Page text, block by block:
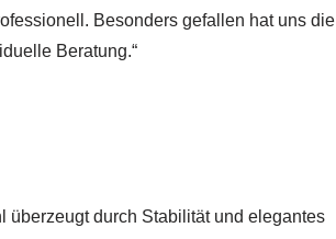
Besonders gefallen hat uns die
Beratung.“
überzeugt durch Stabilität und elegantes